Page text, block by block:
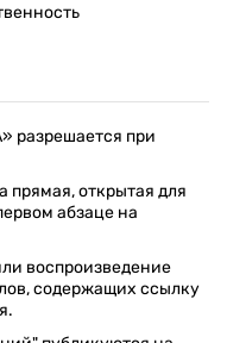
разрешается при
прямая, открытая для
абзаце на
воспроизведение
содержащих ссылку